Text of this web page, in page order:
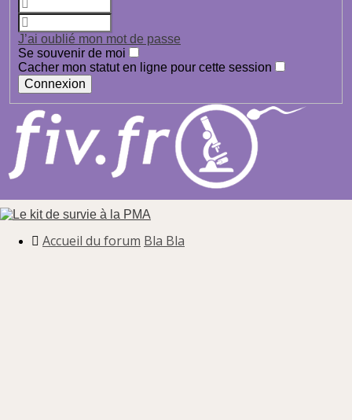
J’ai oublié mon mot de passe
Se souvenir de moi
Cacher mon statut en ligne pour cette session
Accueil du forum Bla Bla